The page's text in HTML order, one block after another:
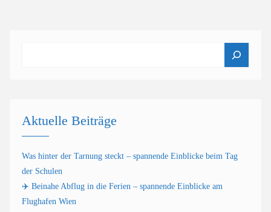
Aktuelle Beiträge
Was hinter der Tarnung steckt – spannende Einblicke beim Tag
der Schulen
✈️ Beinahe Abflug in die Ferien – spannende Einblicke am
Flughafen Wien